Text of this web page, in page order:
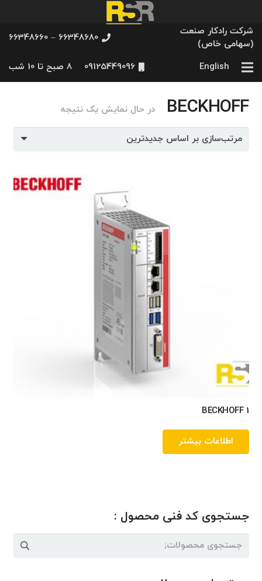
شرکت رادکار صنعت
(سهامی خاص)
66348680 – 66348660
English
09125449096 8 صبح تا 10 شب
BECKHOFF در حال نمایش یک نتیجه
BECKHOFF 1
اطلاعات بیشتر
جستجوی کد فنی محصول :
جستجو